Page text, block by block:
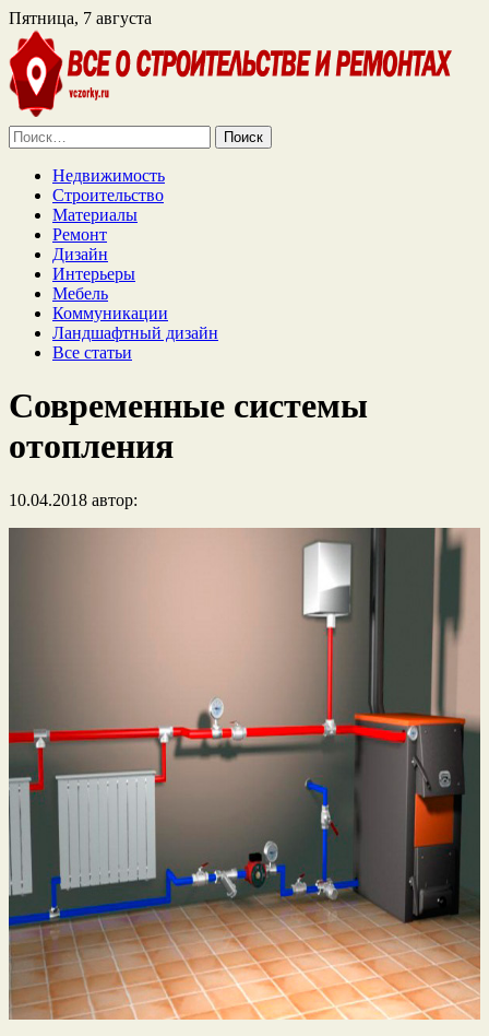
Пятница, 7 августа
Найти:
Недвижимость
Строительство
Материалы
Ремонт
Дизайн
Интерьеры
Мебель
Коммуникации
Ландшафтный дизайн
Все статьи
Современные системы
отопления
10.04.2018 автор: